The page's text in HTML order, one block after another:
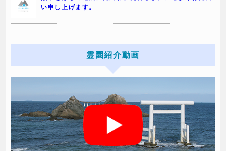
い申し上げます。
霊園紹介動画